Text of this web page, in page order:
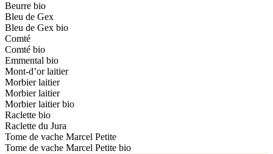
Beurre bio
Bleu de Gex
Bleu de Gex bio
Comté
Comté bio
Emmental bio
Mont-d’or laitier
Morbier laitier
Morbier laitier
Morbier laitier bio
Raclette bio
Raclette du Jura
Tome de vache Marcel Petite
Tome de vache Marcel Petite bio